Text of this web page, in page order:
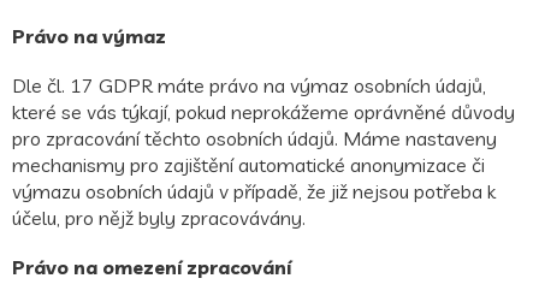
Právo na výmaz
Dle čl. 17 GDPR máte právo na výmaz osobních údajů,
které se vás týkají, pokud neprokážeme oprávněné důvody
pro zpracování těchto osobních údajů. Máme nastaveny
mechanismy pro zajištění automatické anonymizace či
výmazu osobních údajů v případě, že již nejsou potřeba k
účelu, pro nějž byly zpracovávány.
Právo na omezení zpracování